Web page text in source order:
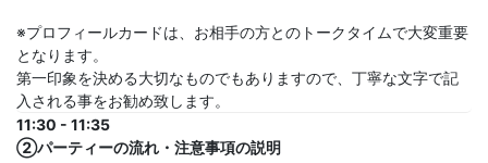
※プロフィールカードは、お相手の方とのトークタイムで大変重要
となります。
第一印象を決める大切なものでもありますので、丁寧な文字で記
入される事をお勧め致します。
11:30 - 11:35
②パーティーの流れ・注意事項の説明